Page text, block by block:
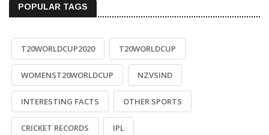
POPULAR TAGS
T20WORLDCUP2020 T20WORLDCUP
WOMENST20WORLDCUP NZVSIND
INTERESTING FACTS OTHER SPORTS
CRICKET RECORDS IPL